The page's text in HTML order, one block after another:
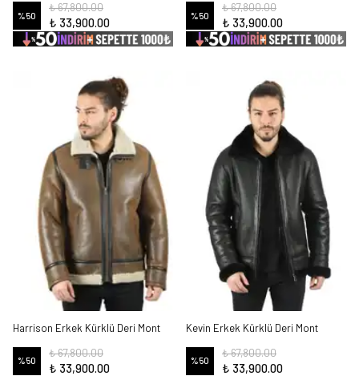
%50
₺ 67,800.00
₺ 33,900.00 %50
₺ 67,800.00
₺ 33,900.00
Harrison Erkek Kürklü Deri Mont
%50
₺ 67,800.00
₺ 33,900.00
Kevin Erkek Kürklü Deri Mont
%50
₺ 67,800.00
₺ 33,900.00